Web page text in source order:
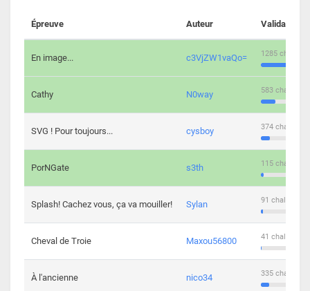
Épreuve Auteur Validations
En image... c3VjZW1vaQo= 1285
Cathy N0way 583
SVG ! Pour toujours... cysboy 374
PorNGate s3th 115
Splash! Cachez vous, ça va mouiller! Sylan 91
Cheval de Troie Maxou56800 41
À l'ancienne nico34 335